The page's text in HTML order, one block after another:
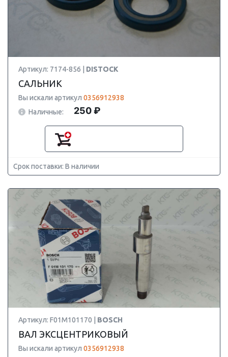
Артикул: 7174-856 | DISTOCK
САЛЬНИК
Вы искали артикул 0356912938
Наличные:
250 ₽
Срок поставки: В наличии
Артикул: F01M101170 | BOSCH
ВАЛ ЭКСЦЕНТРИКОВЫЙ
Вы искали артикул 0356912938